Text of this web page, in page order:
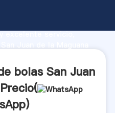
excelente servicio,
bolas San Juan
)